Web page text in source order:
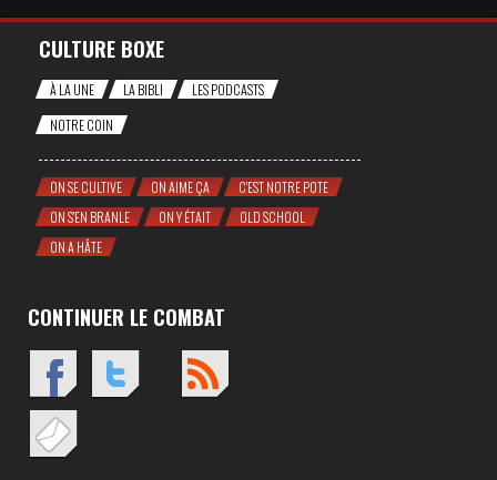
CULTURE BOXE
À LA UNE LA BIBLI
LES PODCASTS
NOTRE COIN
ON SE CULTIVE ON AIME ÇA
C'EST NOTRE POTE
ON S'EN BRANLE
ON Y ÉTAIT
OLD SCHOOL
ON A HÂTE
CONTINUER LE COMBAT